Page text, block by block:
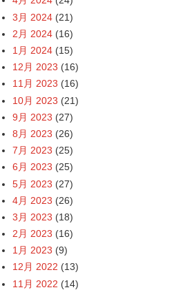
3月 2024 (21)
2月 2024 (16)
1月 2024 (15)
12月 2023 (16)
11月 2023 (16)
10月 2023 (21)
9月 2023 (27)
8月 2023 (26)
7月 2023 (25)
6月 2023 (25)
5月 2023 (27)
4月 2023 (26)
3月 2023 (18)
2月 2023 (16)
1月 2023 (9)
12月 2022 (13)
11月 2022 (14)